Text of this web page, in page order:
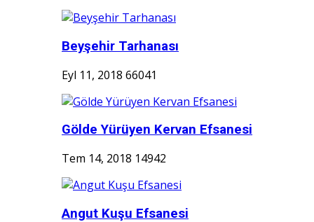
Beyşehir Tarhanası
Eyl 11, 2018 66041
Gölde Yürüyen Kervan Efsanesi
Tem 14, 2018 14942
Angut Kuşu Efsanesi